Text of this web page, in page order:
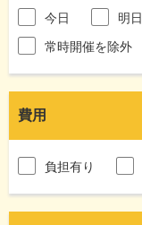
今日 明日
常時開催を除外
費用
負担有り